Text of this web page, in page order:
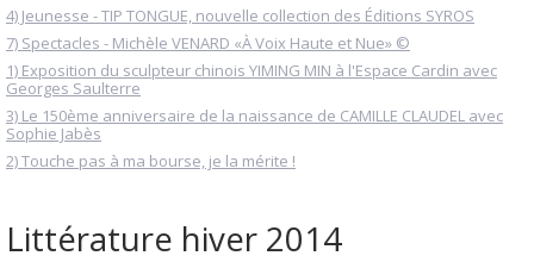
4) Jeunesse - TIP TONGUE, nouvelle collection des Éditions SYROS
7) Spectacles - Michèle VENARD «À Voix Haute et Nue» ©
1) Exposition du sculpteur chinois YIMING MIN à l'Espace Cardin avec
Georges Saulterre
3) Le 150ème anniversaire de la naissance de CAMILLE CLAUDEL avec
Sophie Jabès
2) Touche pas à ma bourse, je la mérite !
Littérature hiver 2014